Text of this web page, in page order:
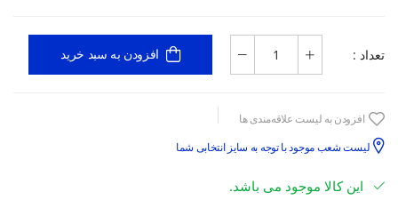
تعداد : افزودن به سبد خرید
افزودن به لیست علاقه‌مندی ها
لیست شعب موجود با توجه به سایز انتخابی شما
این کالا موجود می باشد.